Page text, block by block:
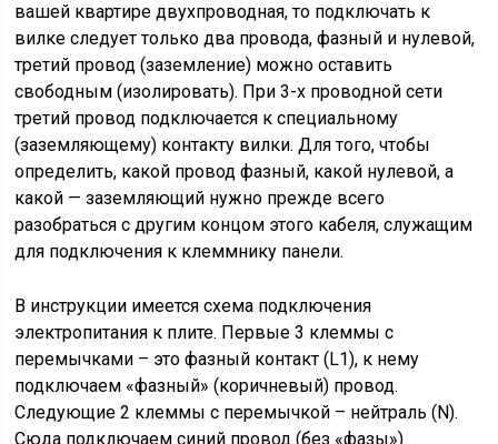
вашей квартире двухпроводная, то подключать к
вилке следует только два провода, фазный и нулевой,
третий провод (заземление) можно оставить
свободным (изолировать). При 3-х проводной сети
третий провод подключается к специальному
(заземляющему) контакту вилки. Для того, чтобы
определить, какой провод фазный, какой нулевой, а
какой — заземляющий нужно прежде всего
разобраться с другим концом этого кабеля, служащим
для подключения к клеммнику панели.
В инструкции имеется схема подключения
электропитания к плите. Первые 3 клеммы с
перемычками – это фазный контакт (L1), к нему
подключаем «фазный» (коричневый) провод.
Следующие 2 клеммы с перемычкой – нейтраль (N).
Сюда подключаем синий провод (без «фазы»).